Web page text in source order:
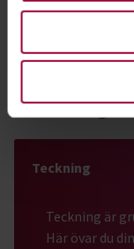
Teckning
Teckning är
Här övar du